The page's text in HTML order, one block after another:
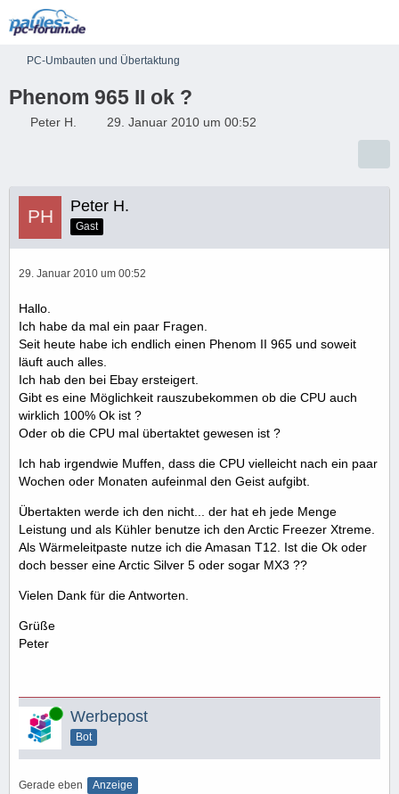
PC-Umbauten und Übertaktung
Phenom 965 II ok ?
Peter H. 29. Januar 2010 um 00:52
Peter H.
Gast
29. Januar 2010 um 00:52
Hallo.
Ich habe da mal ein paar Fragen.
Seit heute habe ich endlich einen Phenom II 965 und soweit
läuft auch alles.
Ich hab den bei Ebay ersteigert.
Gibt es eine Möglichkeit rauszubekommen ob die CPU auch
wirklich 100% Ok ist ?
Oder ob die CPU mal übertaktet gewesen ist ?
Ich hab irgendwie Muffen, dass die CPU vielleicht nach ein paar
Wochen oder Monaten aufeinmal den Geist aufgibt.
Übertakten werde ich den nicht... der hat eh jede Menge
Leistung und als Kühler benutze ich den Arctic Freezer Xtreme.
Als Wärmeleitpaste nutze ich die Amasan T12. Ist die Ok oder
doch besser eine Arctic Silver 5 oder sogar MX3 ??
Vielen Dank für die Antworten.
Grüße
Peter
Online Werbepost
Bot
Gerade eben Anzeige